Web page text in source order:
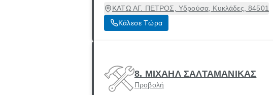
ΚΑΤΩ ΑΓ. ΠΕΤΡΟΣ, Υδρούσα, Κυκλάδες, 84501
Κάλεσε Τώρα
8. ΜΙΧΑΗΛ ΣΑΛΤΑΜΑΝΙΚΑΣ
Προβολή